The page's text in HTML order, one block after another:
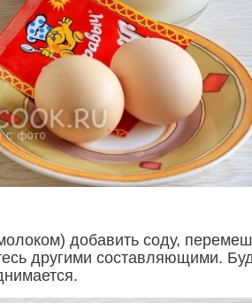
добавить соду,
другими составляющими.